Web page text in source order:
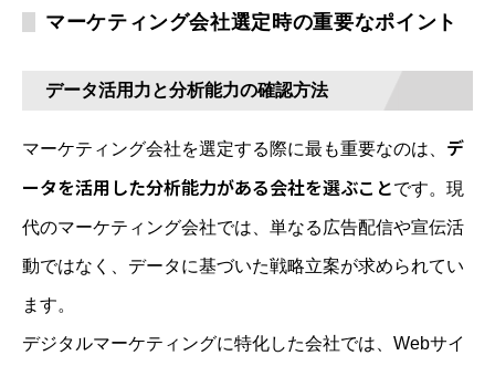
マーケティング会社選定時の重要なポイント
データ活用力と分析能力の確認方法
マーケティング会社を選定する際に最も重要なのは、 デ
ータを活用した分析能力がある会社を選ぶことです。現
代のマーケティング会社では、単なる広告配信や宣伝活
動ではなく、データに基づいた戦略立案が求められてい
ます。
デジタルマーケティングに特化した会社では、Webサイ